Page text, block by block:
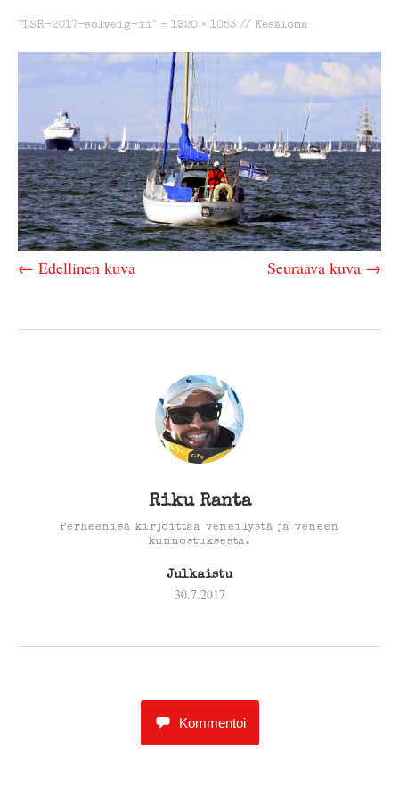
"TSR-2017-solveig-ii" - 1920 × 1053 // Kesäloma
← Edellinen kuva Seuraava kuva →
Riku Ranta
Perheenisä kirjoittaa veneilystä ja veneen
kunnostuksesta.
Julkaistu
30.7.2017
Kommentoi